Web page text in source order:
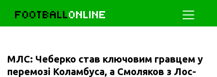
FOOTBALLONLINE
МЛС: Чеберко став ключовим гравцем у
перемозі Коламбуса, а Смоляков з Лос-